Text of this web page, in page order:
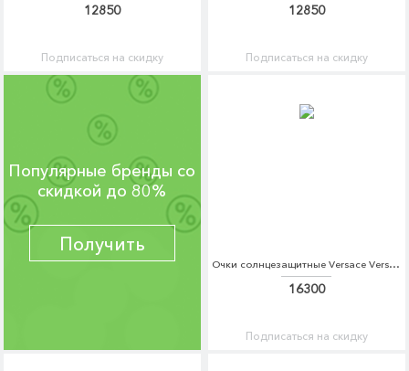
12850
Подписаться на скидку
12850
Подписаться на скидку
Популярные бренды со
скидкой до 80%
Получить
Очки солнцезащитные Versace Versace VE110DWDBDH9
16300
Подписаться на скидку